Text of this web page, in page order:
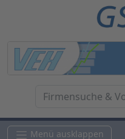
Menü ausklappen